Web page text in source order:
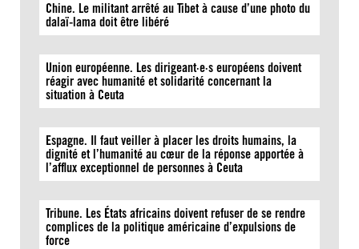
Chine. Le militant arrêté au Tibet à cause d’une photo du
dalaï-lama doit être libéré
Union européenne. Les dirigeant·e·s européens doivent
réagir avec humanité et solidarité concernant la
situation à Ceuta
Espagne. Il faut veiller à placer les droits humains, la
dignité et l’humanité au cœur de la réponse apportée à
l’afflux exceptionnel de personnes à Ceuta
Tribune. Les États africains doivent refuser de se rendre
complices de la politique américaine d’expulsions de
force